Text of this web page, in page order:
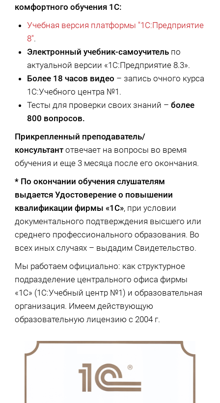
комфортного обучения 1С:
Учебная версия платформы "1С:Предприятие
8".
Электронный учебник-самоучитель по
актуальной версии «1С:Предприятие 8.3».
Более 18 часов видео – запись очного курса
1С:Учебного центра №1.
Тесты для проверки своих знаний – более
800 вопросов.
Прикрепленный преподаватель/
консультантотвечает на вопросы во время
обучения и еще 3 месяца после его окончания.
* По окончании обучения слушателям
выдается Удостоверение о повышении
квалификации фирмы «1С», при условии
документального подтверждения высшего или
среднего профессионального образования. Во
всех иных случаях – выдадим Свидетельство.
Мы работаем официально: как структурное
подразделение центрального офиса фирмы
«1С» (1С:Учебный центр №1) и образовательная
организация. Имеем действующую
образовательную лицензию с 2004 г.